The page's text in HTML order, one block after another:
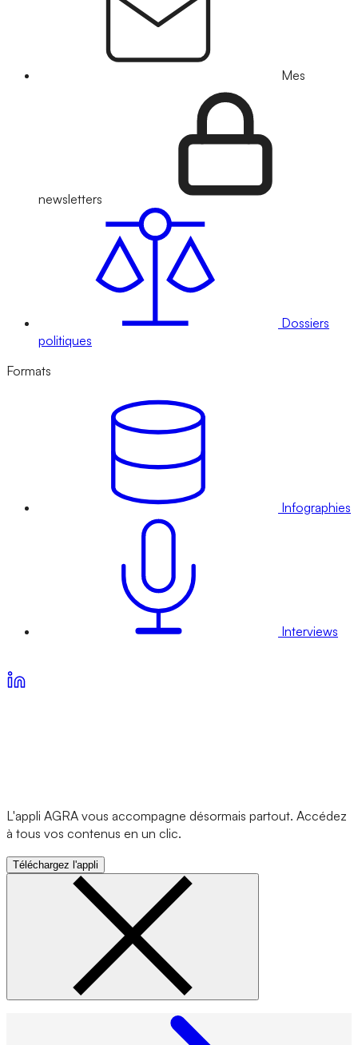
Mes
newsletters
Dossiers
politiques
Formats
Infographies
Interviews
L'appli AGRA vous accompagne désormais partout. Accédez
à tous vos contenus en un clic.
Téléchargez l'appli